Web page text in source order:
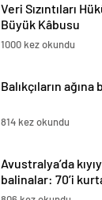
Veri Sızıntıları
Büyük Kâbusu
1000 kez okundu
Balıkçıların ağına
814 kez okundu
Avustralya’da
balinalar: 70’i
öldü